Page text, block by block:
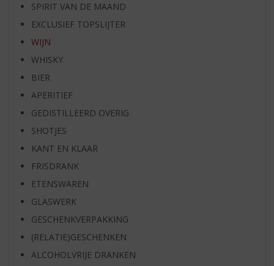
SPIRIT VAN DE MAAND
EXCLUSIEF TOPSLIJTER
WIJN
WHISKY
BIER
APERITIEF
GEDISTILLEERD OVERIG
SHOTJES
KANT EN KLAAR
FRISDRANK
ETENSWAREN
GLASWERK
GESCHENKVERPAKKING
(RELATIE)GESCHENKEN
ALCOHOLVRIJE DRANKEN